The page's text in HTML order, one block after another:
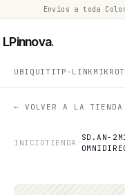
Envíos a toda
LPinnova.
UBIQUITITP-LINK
← VOLVER A LA TIENDA
INICIOTIENDA
SD.AN-